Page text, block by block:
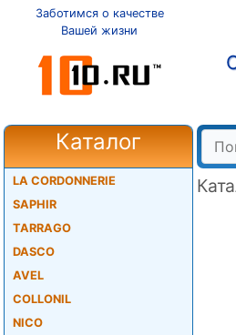
Заботимся о качестве
Вашей жизни
Каталог
LA CORDONNERIE
SAPHIR
TARRAGO
DASCO
AVEL
COLLONIL
NICO